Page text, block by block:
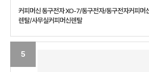
커피머신 동구전자 XO-7/동구전자/동구전자커피머
렌탈/사무실커피머신렌탈
5